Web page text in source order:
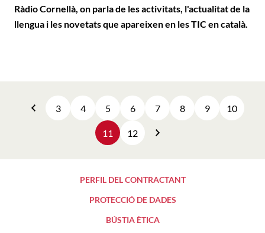
Ràdio Cornellà, on parla de les activitats, l'actualitat de la
llengua i les novetats que apareixen en les TIC en català.
Anterior
3 4 5 6 7 8 9 10
11 12
PERFIL DEL CONTRACTANT
PROTECCIÓ DE DADES
BÚSTIA ÈTICA